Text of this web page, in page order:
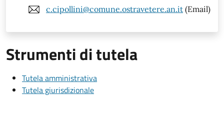
c.cipollini@comune.ostravetere.an.it (Email)
Strumenti di tutela
Tutela amministrativa
Tutela giurisdizionale